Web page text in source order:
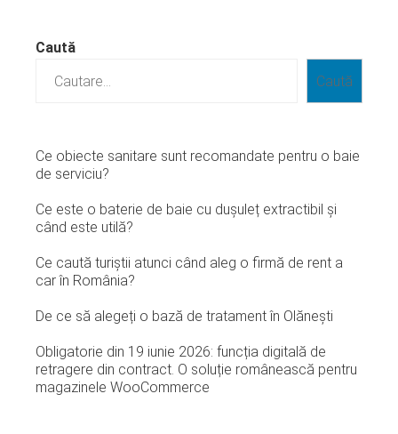
Caută
Caută
Ce obiecte sanitare sunt recomandate pentru o baie
de serviciu?
Ce este o baterie de baie cu dușuleț extractibil și
când este utilă?
Ce caută turiștii atunci când aleg o firmă de rent a
car în România?
De ce să alegeți o bază de tratament în Olănești
Obligatorie din 19 iunie 2026: funcția digitală de
retragere din contract. O soluție românească pentru
magazinele WooCommerce